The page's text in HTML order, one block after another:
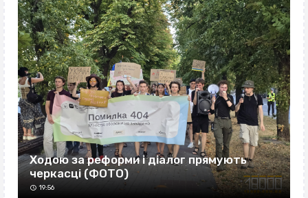
Ходою за реформи і діалог прямують
черкасці (ФОТО)
19:56